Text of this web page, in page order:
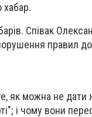
хабар.
Співак
правил
як можна не дати
і чому вони